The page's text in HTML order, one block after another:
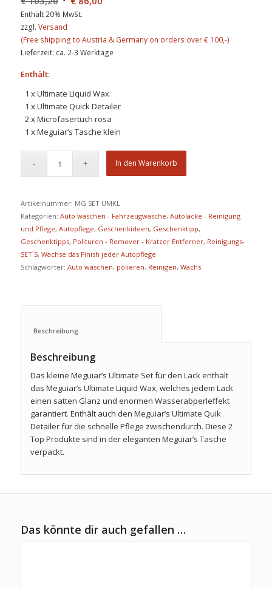
Enthält 20% MwSt.
zzgl. Versand
Lieferzeit: ca. 2-3 Werktage
Enthält:
1 x Ultimate Liquid Wax
1 x Ultimate Quick Detailer
2 x Microfasertuch rosa
1 x Meguiar‘s Tasche klein
In den Warenkorb
Artikelnummer: MG SET UMKL
Kategorien: Auto waschen - Fahrzeugwäsche, Autolacke - Reinigung
und Pflege, Autopflege, Geschenkideen, Geschenktipp,
Geschenktipps, Polituren - Remover - Kratzer Entferner, Reinigungs-
SET`S, Wachse das Finish jeder Autopflege
Schlagwörter: Auto waschen, polieren, Reinigen, Wachs
Beschreibung
Das kleine Meguiar’s Ultimate Set für den Lack enthält
das Meguiar’s Ultimate Liquid Wax, welches jedem Lack
einen satten Glanz und enormen Wasserabperleffekt
garantiert. Enthält auch den Meguiar’s Ultimate Quik
Detailer für die schnelle Pflege zwischendurch. Diese 2
Top Produkte sind in der eleganten Meguiar’s Tasche
verpackt.
Das könnte dir auch gefallen …